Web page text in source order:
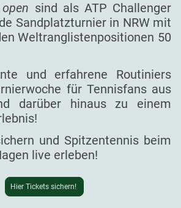
sind als ATP Challenger
Sandplatzturnier in NRW mit
Weltranglistenpositionen 50
und erfahrene Routiniers
für Tennisfans aus
darüber hinaus zu einem
und Spitzentennis beim
live erleben!
Hier Tickets sichern!